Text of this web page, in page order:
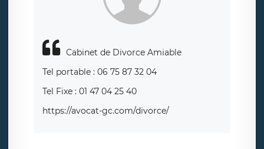
Cabinet de Divorce Amiable
Tel portable : 06 75 87 32 04
Tel Fixe : 01 47 04 25 40
https://avocat-gc.com/divorce/